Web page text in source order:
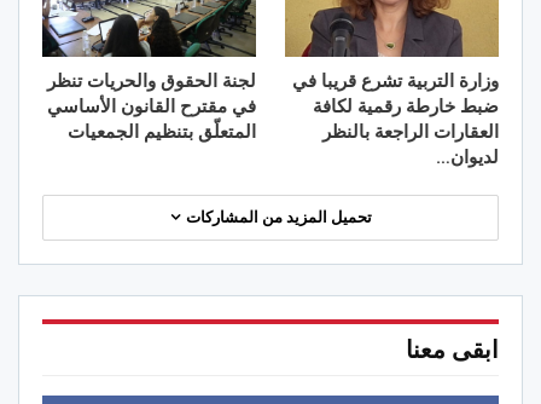
وزارة التربية تشرع قريبا في
ضبط خارطة رقمية لكافة
العقارات الراجعة بالنظر
لديوان…
لجنة الحقوق والحريات تنظر
في مقترح القانون الأساسي
المتعلّق بتنظيم الجمعيات
تحميل المزيد من المشاركات
ابقى معنا